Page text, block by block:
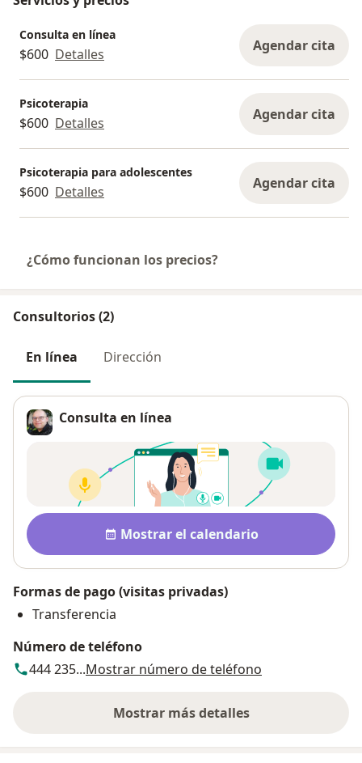
Consulta en línea
$600 Detalles Agendar cita
Psicoterapia
$600 Detalles Agendar cita
Psicoterapia para adolescentes
$600 Detalles Agendar cita
¿Cómo funcionan los precios?
Consultorios (2)
En línea Dirección
Consulta en línea
Pago después de la consulta
Disponibilidad
Mostrar el calendario
Formas de pago (visitas privadas)
Transferencia
Número de teléfono
444 235...Mostrar número de teléfono
Mostrar más detalles
sobre la dirección